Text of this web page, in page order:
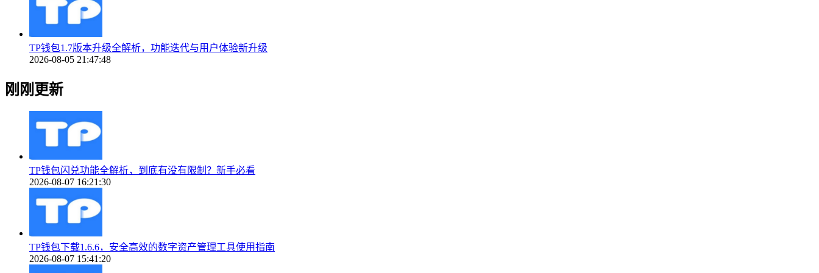
TP钱包1.7版本升级全解析，功能迭代与用户体验新升级
2026-08-05 21:47:48
刚刚更新
TP钱包闪兑功能全解析，到底有没有限制？新手必看
2026-08-07 16:21:30
TP钱包下载1.6.6，安全高效的数字资产管理工具使用指南
2026-08-07 15:41:20